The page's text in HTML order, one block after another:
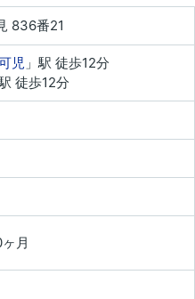
836番21
児 」駅 徒歩12分
徒歩12分
月